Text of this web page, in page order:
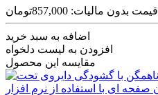
قیمت بدون مالیات: 857,000تومان
اضافه به سبد خرید
افزودن به لیست دلخواه
مقایسه این محصول